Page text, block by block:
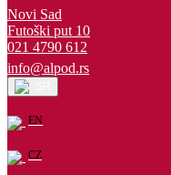
Novi Sad
Futoški put 10
021 4790 612
info@alpod.rs
EN
CZ